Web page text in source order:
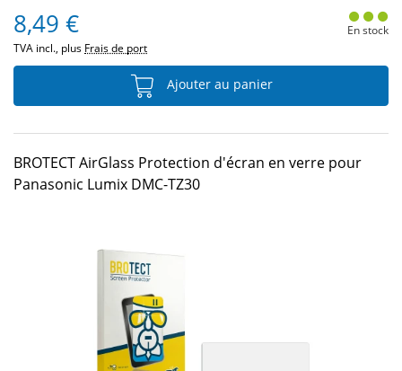
8,49 €
TVA incl., plus Frais de port
En stock
Ajouter au panier
BROTECT AirGlass Protection d'écran en verre pour
Panasonic Lumix DMC-TZ30